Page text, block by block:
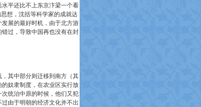
平还比不上东京汴梁一个看
想，沈括等科学家的成就达
展的最好时机，由于北方游
过，导致中国再也没有在封
其中部分则迁移到南方（其
奴隶制度，在农业区实行放
统治中原的时候，他们又犯
由于明朝的经济文化并不出